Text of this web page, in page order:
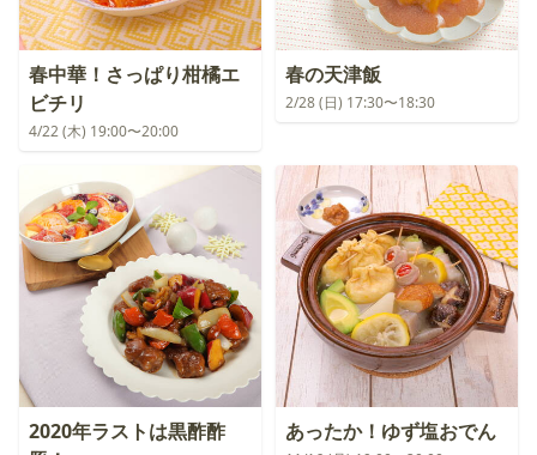
春中華！さっぱり柑橘エ
ビチリ
4/22 (木) 19:00〜20:00
春の天津飯
2/28 (日) 17:30〜18:30
2020年ラストは黒酢酢
あったか！ゆず塩おでん